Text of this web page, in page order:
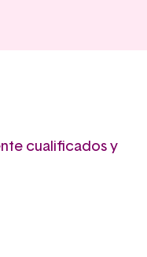
cualificados y